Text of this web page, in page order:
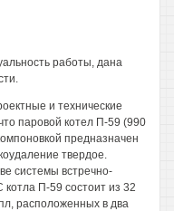
работы, дана
и технические
паровой котел П-59 (990
предназначен
твердое.
системы встречно-
П-59 состоит из 32
расположенных в два